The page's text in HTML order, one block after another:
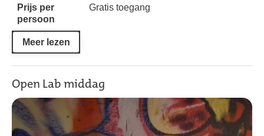
Prijs per
persoon
Gratis toegang
Meer lezen
Open Lab middag